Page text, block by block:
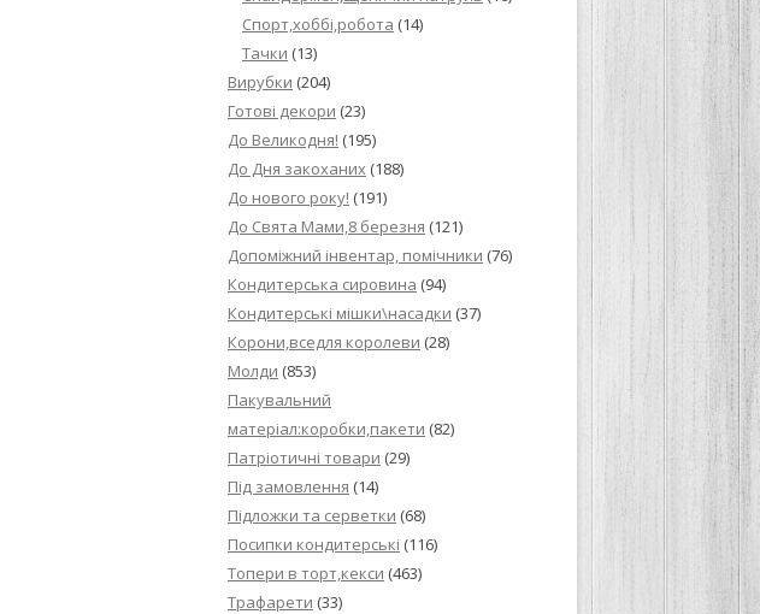
Спорт,хоббі,робота (14)
Тачки (13)
Вирубки (204)
Готові декори (23)
До Великодня! (195)
До Дня закоханих (188)
До нового року! (191)
До Свята Мами,8 березня (121)
Допоміжний інвентар, помічники (76)
Кондитерська сировина (94)
Кондитерські мішки\насадки (37)
Корони,вседля королеви (28)
Молди (853)
Пакувальний
матеріал:коробки,пакети (82)
Патріотичні товари (29)
Під замовлення (14)
Підложки та серветки (68)
Посипки кондитерські (116)
Топери в торт,кекси (463)
Трафарети (33)